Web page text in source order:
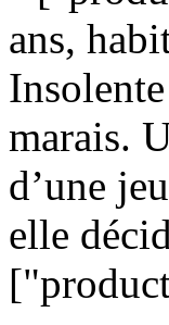
ans,
marais.
d’une
elle